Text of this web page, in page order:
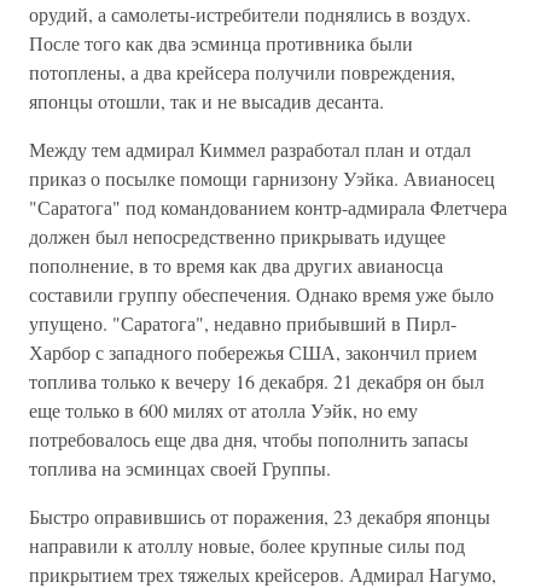
орудий, а самолеты-истребители поднялись в воздух.
После того как два эсминца противника были
потоплены, а два крейсера получили повреждения,
японцы отошли, так и не высадив десанта.
Между тем адмирал Киммел разработал план и отдал
приказ о посылке помощи гарнизону Уэйка. Авианосец
"Саратога" под командованием контр-адмирала Флетчера
должен был непосредственно прикрывать идущее
пополнение, в то время как два других авианосца
составили группу обеспечения. Однако время уже было
упущено. "Саратога", недавно прибывший в Пирл-
Харбор с западного побережья США, закончил прием
топлива только к вечеру 16 декабря. 21 декабря он был
еще только в 600 милях от атолла Уэйк, но ему
потребовалось еще два дня, чтобы пополнить запасы
топлива на эсминцах своей Группы.
Быстро оправившись от поражения, 23 декабря японцы
направили к атоллу новые, более крупные силы под
прикрытием трех тяжелых крейсеров. Адмирал Нагумо,